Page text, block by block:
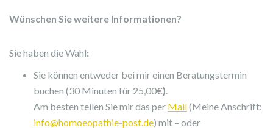
Wünschen Sie weitere Informationen?
Sie haben die Wahl:
Sie können entweder bei mir einen Beratungstermin
buchen (30 Minuten für 25,00€).
Am besten teilen Sie mir das per Mail(Meine Anschrift:
info@homoeopathie-post.de) mit – oder